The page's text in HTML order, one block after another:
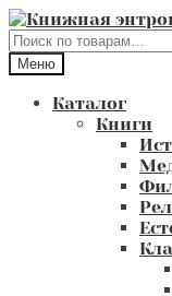
Перейти
к
навигации
Перейти
к
содержимому
Искать:
Меню
Каталог
Книги